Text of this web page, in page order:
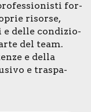
for­
risor­se,
e del­le con­di­zio­
del team.
e del­la
e tra­spa­